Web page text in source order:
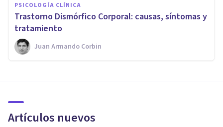
PSICOLOGÍA CLÍNICA
Trastorno Dismórfico Corporal: causas, síntomas y
tratamiento
Juan Armando Corbin
Artículos nuevos